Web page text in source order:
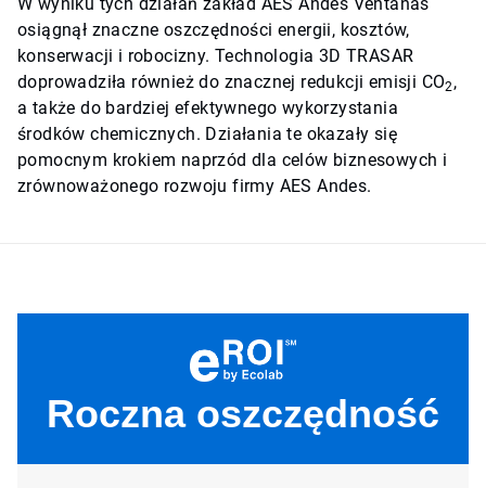
osiągnął znaczne oszczędności energii, kosztów,
konserwacji i robocizny. Technologia 3D TRASAR
doprowadziła również do znacznej redukcji emisji CO2,
a także do bardziej efektywnego wykorzystania
środków chemicznych. Działania te okazały się
pomocnym krokiem naprzód dla celów biznesowych i
zrównoważonego rozwoju firmy AES Andes.